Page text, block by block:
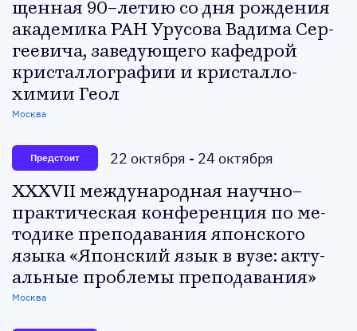
щен­ная 90–ле­тию со дня рож­де­ния
ака­деми­ка РАН Уру­сова Ва­дима Сер­
ге­еви­ча, за­веду­юще­го ка­фед­рой
крис­таллог­ра­фии и крис­талло­
химии Ге­ол
Москва
Предстоит 22 октября - 24 октября
XXXVII меж­ду­народ­ная на­уч­но–
прак­ти­чес­кая кон­фе­рен­ция по ме­
тоди­ке пре­пода­вания япон­ско­го
язы­ка «Япон­ский язык в ву­зе: ак­ту­
аль­ные проб­ле­мы пре­пода­вания»
Москва